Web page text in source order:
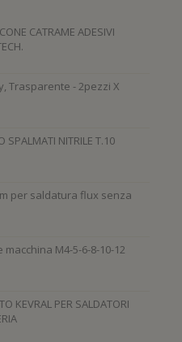
CATRAME ADESIVI
Trasparente - 2pezzi X
SPALMATI NITRILE T.10
per saldatura flux senza
M4-5-6-8-10-12
KEVRAL PER SALDATORI